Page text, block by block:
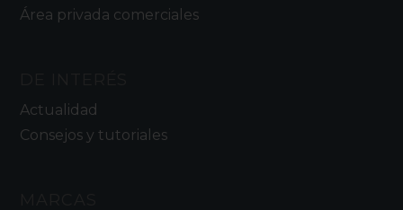
Área privada comerciales
Actualidad
Consejos y tutoriales